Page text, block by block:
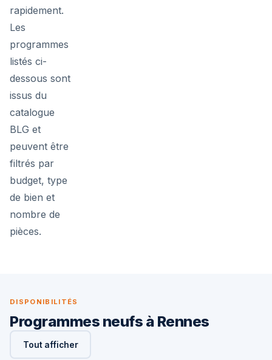
rapidement.
Les
programmes
listés ci-
dessous sont
issus du
catalogue
BLG et
peuvent être
filtrés par
budget, type
de bien et
nombre de
pièces.
DISPONIBILITÉS
Programmes neufs à Rennes
Tout afficher